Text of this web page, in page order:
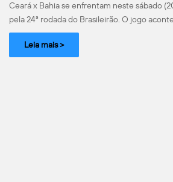
Ceará x Bahia se enfrentam neste sábado
pela 24ª rodada do Brasileirão. O jogo
Leia mais >